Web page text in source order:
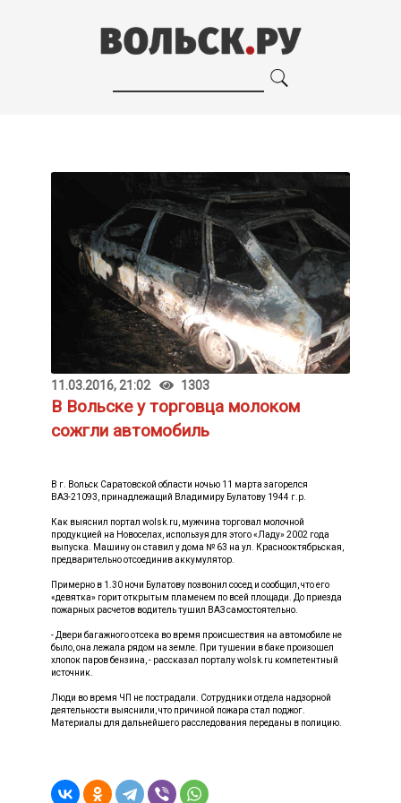
11.03.2016, 21:02 1303
В Вольске у торговца молоком
сожгли автомобиль
В г. Вольск Саратовской области ночью 11 марта загорелся
ВАЗ-21093, принадлежащий Владимиру Булатову 1944 г.р.
Как выяснил портал wolsk.ru, мужчина торговал молочной
продукцией на Новоселах, используя для этого «Ладу» 2002 года
выпуска. Машину он ставил у дома № 63 на ул. Краснооктябрьская,
предварительно отсоединив аккумулятор.
Примерно в 1.30 ночи Булатову позвонил сосед и сообщил, что его
«девятка» горит открытым пламенем по всей площади. До приезда
пожарных расчетов водитель тушил ВАЗ самостоятельно.
- Двери багажного отсека во время происшествия на автомобиле не
было, она лежала рядом на земле. При тушении в баке произошел
хлопок паров бензина, - рассказал порталу wolsk.ru компетентный
источник.
Люди во время ЧП не пострадали. Сотрудники отдела надзорной
деятельности выяснили, что причиной пожара стал поджог.
Материалы для дальнейшего расследования переданы в полицию.